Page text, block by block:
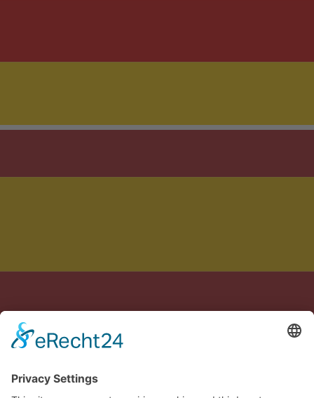
Feito com carinho na Alemanha e na Espanha
Aviso legal Política de privacidade